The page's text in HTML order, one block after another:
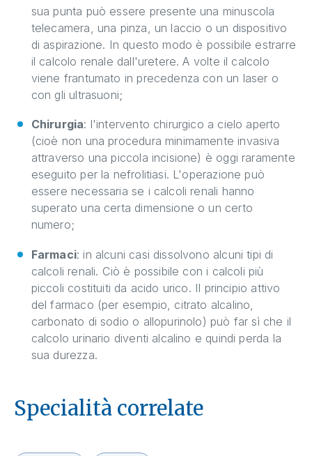
sua punta può essere presente una minuscola
telecamera, una pinza, un laccio o un dispositivo
di aspirazione. In questo modo è possibile estrarre
il calcolo renale dall'uretere. A volte il calcolo
viene frantumato in precedenza con un laser o
con gli ultrasuoni;
Chirurgia: l'intervento chirurgico a cielo aperto
(cioè non una procedura minimamente invasiva
attraverso una piccola incisione) è oggi raramente
eseguito per la nefrolitiasi. L'operazione può
essere necessaria se i calcoli renali hanno
superato una certa dimensione o un certo
numero;
Farmaci: in alcuni casi dissolvono alcuni tipi di
calcoli renali. Ciò è possibile con i calcoli più
piccoli costituiti da acido urico. Il principio attivo
del farmaco (per esempio, citrato alcalino,
carbonato di sodio o allopurinolo) può far sì che il
calcolo urinario diventi alcalino e quindi perda la
sua durezza.
Specialità correlate